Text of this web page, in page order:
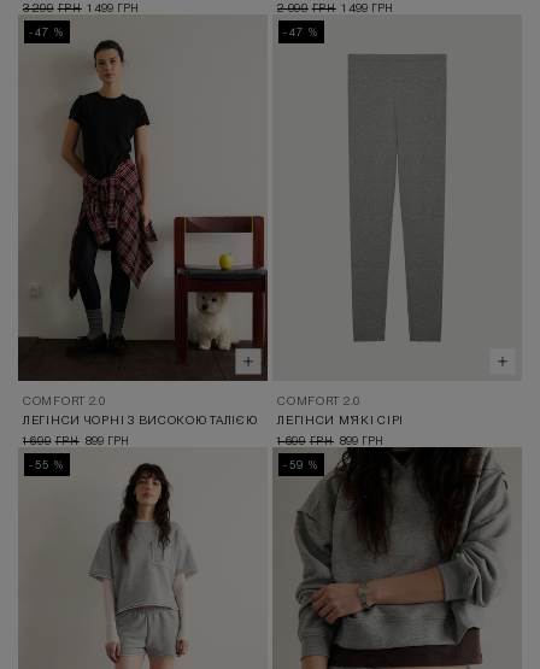
3 299 ГРН 1 499 ГРН 2 999 ГРН 1 499 ГРН
-47 %
COMFORT 2.0
ЛЕГІНСИ ЧОРНІ З ВИСОКОЮ ТАЛІЄЮ
1 699 ГРН 899 ГРН
-47 %
COMFORT 2.0
ЛЕГІНСИ М'ЯКІ СІРІ
1 699 ГРН 899 ГРН
-55 %
-59 %